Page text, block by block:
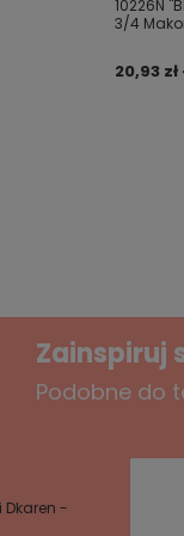
Twoje imię
10226N
3/4
20,93 zł
Zainspiruj
Podobne do
Dkaren -